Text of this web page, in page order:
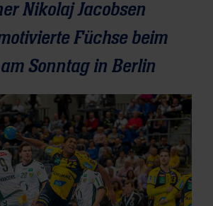
Nikolaj Jacobsen
Füchse beim
Sonntag in Berlin